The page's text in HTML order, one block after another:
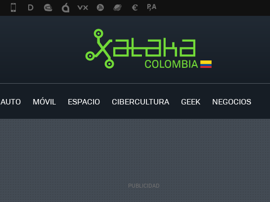
AUTO MÓVIL ESPACIO CIBERCULTURA GEEK NEGOCIOS